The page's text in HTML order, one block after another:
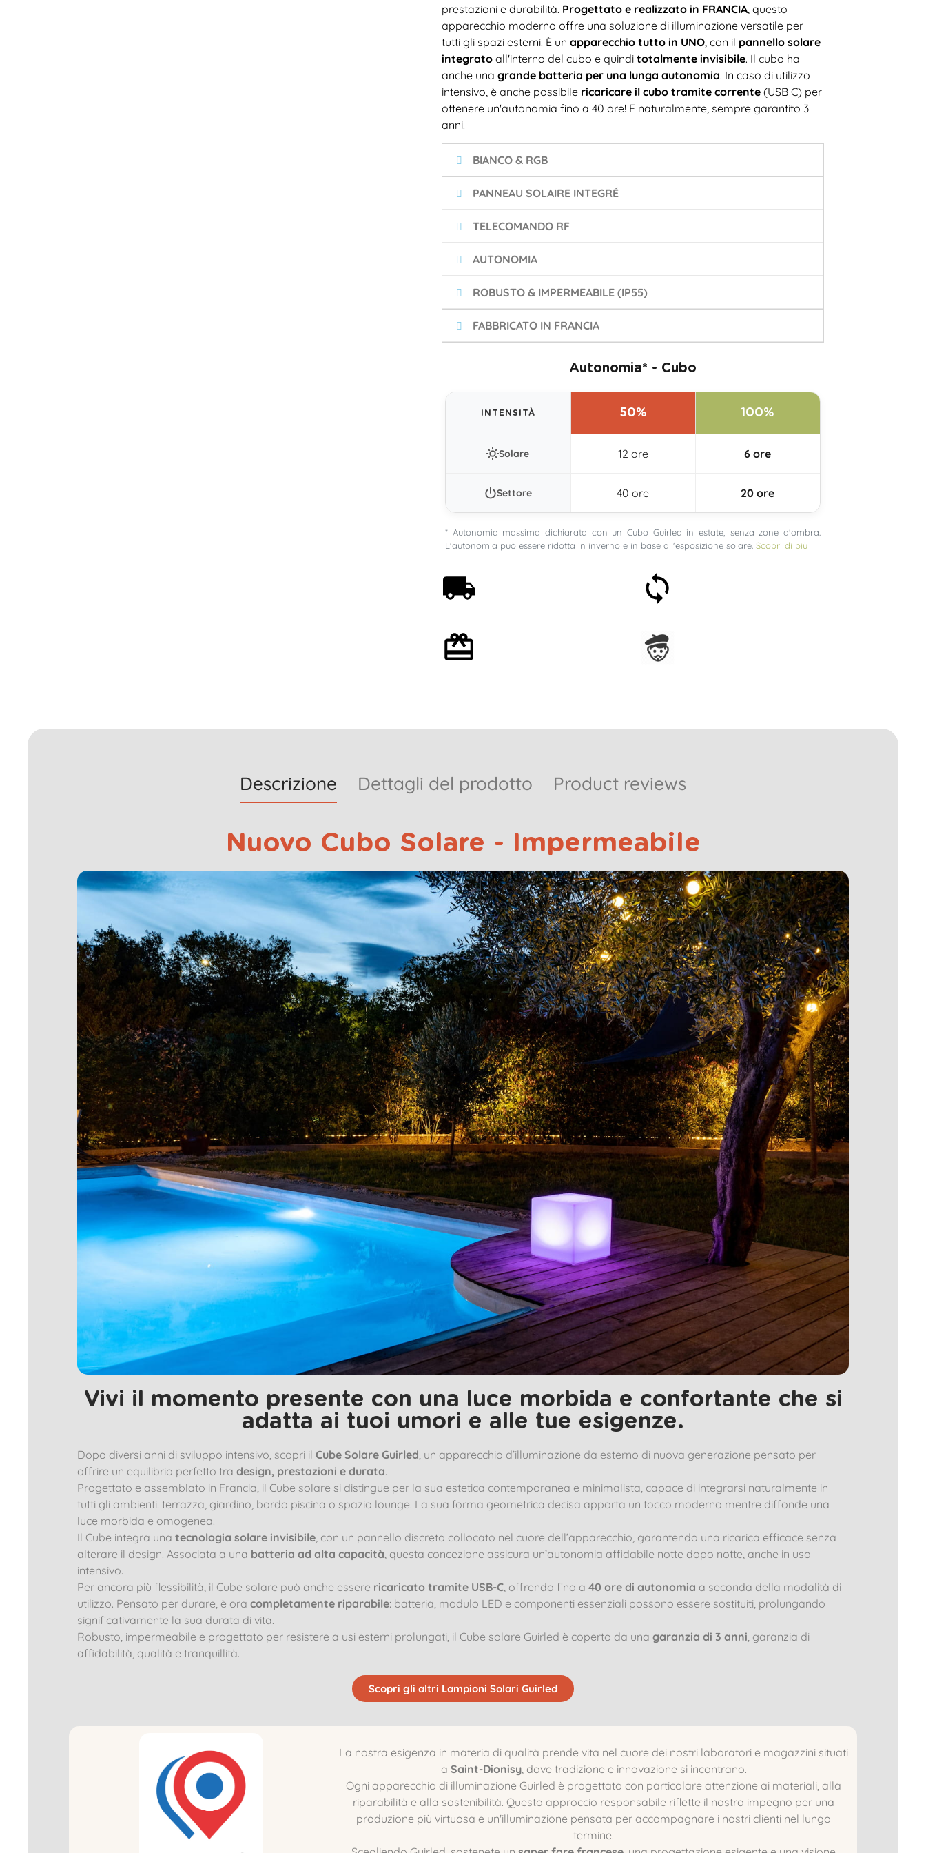
prestazioni e durabilità. Progettato e realizzato in FRANCIA, questo
apparecchio moderno offre una soluzione di illuminazione versatile per
tutti gli spazi esterni. È un apparecchio tutto in UNO, con il pannello solare
integratoall'interno del cubo e quindi totalmente invisibile. Il cubo ha
anche una grande batteria per una lunga autonomia. In caso di utilizzo
intensivo, è anche possibile ricaricare il cubo tramite corrente(USB C) per
ottenere un'autonomia fino a 40 ore! E naturalmente, sempre garantito 3
anni.
BIANCO & RGB
PANNEAU SOLAIRE INTEGRÉ
TELECOMANDO RF
AUTONOMIA
ROBUSTO & IMPERMEABILE (IP55)
FABBRICATO IN FRANCIA
Autonomia* - Cubo
INTENSITÀ 50% 100%
Solare 12 ore 6 ore
Settore 40 ore 20 ore
* Autonomia massima dichiarata con un Cubo Guirled in estate, senza zone d'ombra.
L'autonomia può essere ridotta in inverno e in base all'esposizione solare. Scopri di più
Descrizione Dettagli del prodotto Product reviews
Nuovo Cubo Solare - Impermeabile
Vivi il momento presente con una luce morbida e confortante che si
adatta ai tuoi umori e alle tue esigenze.
Dopo diversi anni di sviluppo intensivo, scopri il Cube Solare Guirled , un apparecchio d’illuminazione da esterno di nuova generazione pensato per
offrire un equilibrio perfetto tra design, prestazioni e durata.
Progettato e assemblato in Francia, il Cube solare si distingue per la sua estetica contemporanea e minimalista, capace di integrarsi naturalmente in
tutti gli ambienti: terrazza, giardino, bordo piscina o spazio lounge. La sua forma geometrica decisa apporta un tocco moderno mentre diffonde una
luce morbida e omogenea.
Il Cube integra una tecnologia solare invisibile , con un pannello discreto collocato nel cuore dell’apparecchio, garantendo una ricarica efficace senza
alterare il design. Associata a una batteria ad alta capacità , questa concezione assicura un’autonomia affidabile notte dopo notte, anche in uso
intensivo.
Per ancora più flessibilità, il Cube solare può anche essere ricaricato tramite USB-C , offrendo fino a 40 ore di autonomia a seconda della modalità di
utilizzo. Pensato per durare, è ora completamente riparabile: batteria, modulo LED e componenti essenziali possono essere sostituiti, prolungando
significativamente la sua durata di vita.
Robusto, impermeabile e progettato per resistere a usi esterni prolungati, il Cube solare Guirled è coperto da una garanzia di 3 anni , garanzia di
affidabilità, qualità e tranquillità.
Scopri gli altri Lampioni Solari Guirled
La nostra esigenza in materia di qualità prende vita nel cuore dei nostri laboratori e magazzini situati
a Saint-Dionisy, dove tradizione e innovazione si incontrano.
Ogni apparecchio di illuminazione Guirled è progettato con particolare attenzione ai materiali, alla
riparabilità e alla sostenibilità. Questo approccio responsabile riflette il nostro impegno per una
produzione più virtuosa e un'illuminazione pensata per accompagnare i nostri clienti nel lungo
termine.